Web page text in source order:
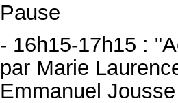
Pause
- 16h15-17h15 :
par Marie
Emmanuel